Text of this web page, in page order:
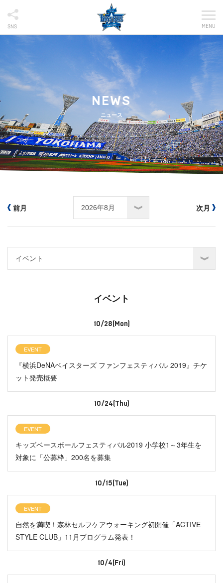
SNS MENU
NEWS
ニュース
前月 次月
イベント
10/28(Mon)
EVENT
『横浜DeNAベイスターズ ファンフェスティバル 2019』チケ
ット発売概要
10/24(Thu)
EVENT
キッズベースボールフェスティバル2019 小学校1～3年生を
対象に「公募枠」200名を募集
10/15(Tue)
EVENT
自然を満喫！森林セルフケアウォーキング初開催「ACTIVE
STYLE CLUB」11月プログラム発表！
10/4(Fri)